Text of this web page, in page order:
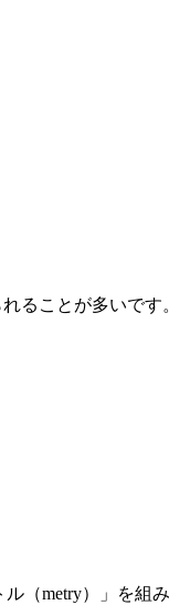
ることが多いです
（metry）」を組